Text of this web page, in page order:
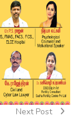
Next Post